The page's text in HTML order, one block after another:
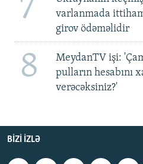
7
varlanmada
girov ödəməlidir
8
MeydanTV işi:
pulların hesabını
verəcəksiniz?'
BIZI IZLƏ